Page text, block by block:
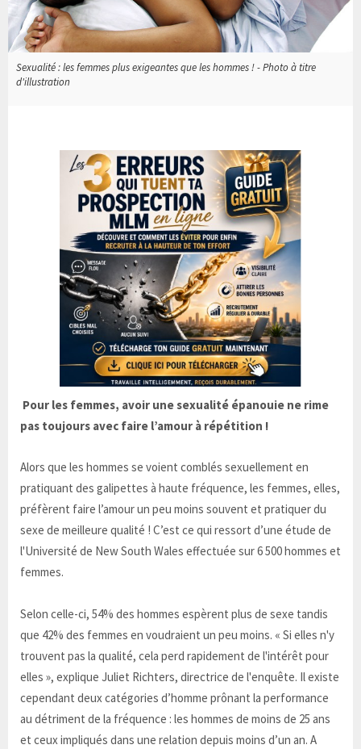
Sexualité : les femmes plus exigeantes que les hommes ! - Photo à titre
d'illustration
Pour les femmes, avoir une sexualité épanouie ne rime
pas toujours avec faire l’amour à répétition !
Alors que les hommes se voient comblés sexuellement en
pratiquant des galipettes à haute fréquence, les femmes, elles,
préfèrent faire l’amour un peu moins souvent et pratiquer du
sexe de meilleure qualité ! C’est ce qui ressort d’une étude de
l'Université de New South Wales effectuée sur 6 500 hommes et
femmes.
Selon celle-ci, 54% des hommes espèrent plus de sexe tandis
que 42% des femmes en voudraient un peu moins. « Si elles n'y
trouvent pas la qualité, cela perd rapidement de l'intérêt pour
elles », explique Juliet Richters, directrice de l'enquête. Il existe
cependant deux catégories d’homme prônant la performance
au détriment de la fréquence : les hommes de moins de 25 ans
et ceux impliqués dans une relation depuis moins d’un an. A